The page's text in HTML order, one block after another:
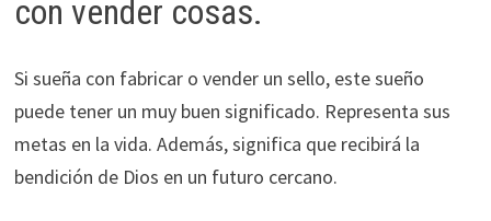
con vender cosas.
Si sueña con fabricar o vender un sello, este sueño
puede tener un muy buen significado. Representa sus
metas en la vida. Además, significa que recibirá la
bendición de Dios en un futuro cercano.